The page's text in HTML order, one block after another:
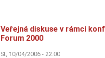
Veřejná diskuse v rámci
Forum 2000
St, 10/04/2006 - 22:00